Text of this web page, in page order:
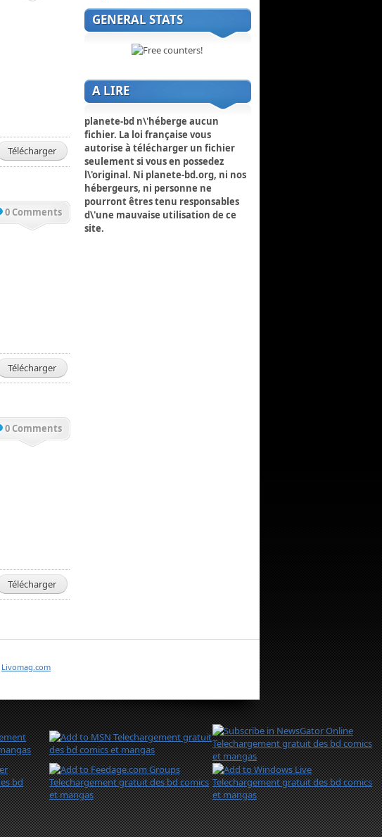
Télécharger
0 Comments
Télécharger
0 Comments
Télécharger
GENERAL STATS
A LIRE
planete-bd n\'héberge aucun
fichier. La loi française vous
autorise à télécharger un fichier
seulement si vous en possedez
l\'original. Ni planete-bd.org, ni nos
hébergeurs, ni personne ne
pourront êtres tenu responsables
d\'une mauvaise utilisation de ce
site.
Livomag.com